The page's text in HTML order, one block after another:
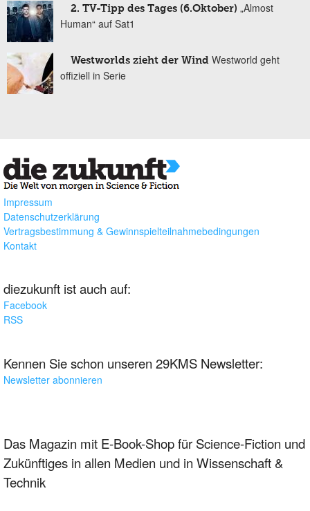
2. TV-Tipp des Tages (6.Oktober) „Almost
Human“ auf Sat1
Westworlds zieht der Wind Westworld geht
offiziell in Serie
Impressum
Datenschutzerklärung
Vertragsbestimmung & Gewinnspielteilnahmebedingungen
Kontakt
diezukunft ist auch auf:
Facebook
RSS
Kennen Sie schon unseren 29KMS Newsletter:
Newsletter abonnieren
Das Magazin mit E-Book-Shop für Science-Fiction und
Zukünftiges in allen Medien und in Wissenschaft &
Technik